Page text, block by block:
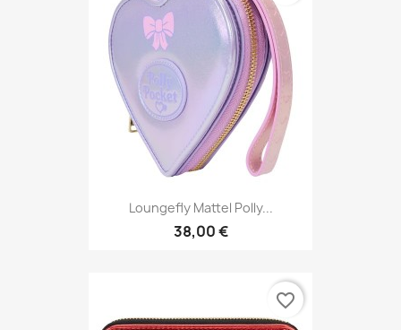
Loungefly Mattel Polly...
38,00 €
favorite_border